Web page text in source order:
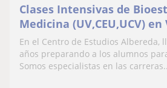
Clases Intensivas de
Medicina (UV,CEU,UCV)
En el Centro de Estudios Albereda,
años preparando a los alumnos
Somos especialistas en las